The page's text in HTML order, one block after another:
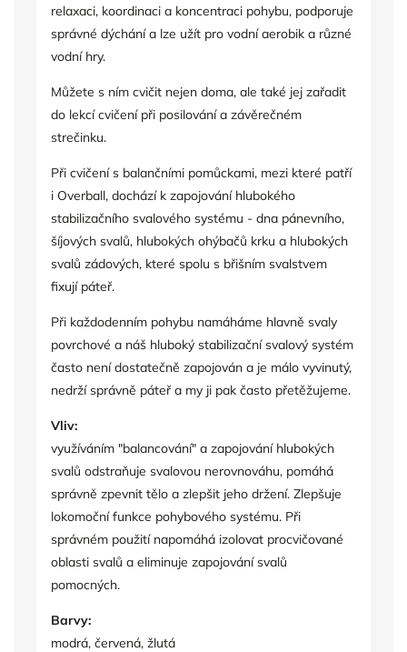
relaxaci, koordinaci a koncentraci pohybu, podporuje
správné dýchání a lze užít pro vodní aerobik a různé
vodní hry.
Můžete s ním cvičit nejen doma, ale také jej zařadit
do lekcí cvičení při posilování a závěrečném
strečinku.
Při cvičení s balančními pomůckami, mezi které patří
i Overball, dochází k zapojování hlubokého
stabilizačního svalového systému - dna pánevního,
šíjových svalů, hlubokých ohýbačů krku a hlubokých
svalů zádových, které spolu s břišním svalstvem
fixují páteř.
Při každodenním pohybu namáháme hlavně svaly
povrchové a náš hluboký stabilizační svalový systém
často není dostatečně zapojován a je málo vyvinutý,
nedrží správně páteř a my ji pak často přetěžujeme.
Vliv:
využíváním "balancování" a zapojování hlubokých
svalů odstraňuje svalovou nerovnováhu, pomáhá
správně zpevnit tělo a zlepšit jeho držení. Zlepšuje
lokomoční funkce pohybového systému. Při
správném použití napomáhá izolovat procvičované
oblasti svalů a eliminuje zapojování svalů
pomocných.
Barvy:
modrá, červená, žlutá